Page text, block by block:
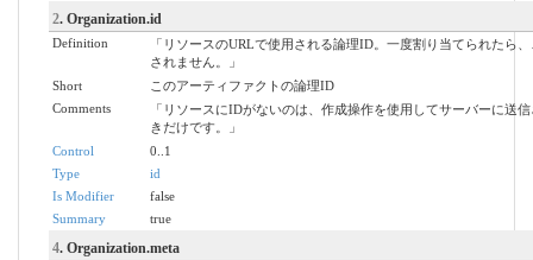
2. Organization.id
Definition
「リソースのURLで使用される論理ID。一度割り当てられたら
されません。」
Short
このアーティファクトの論理ID
Comments
「リソースにIDがないのは、作成操作を使用してサーバーに送
きだけです。」
Control
0..1
Type
id
Is Modifier
false
Summary
true
4. Organization.meta